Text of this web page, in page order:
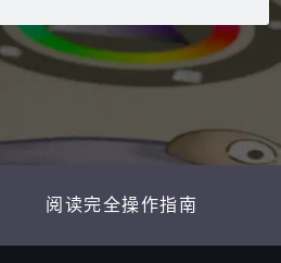
阅读完全操作指南